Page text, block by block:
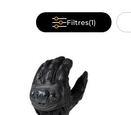
AIRBAG MOTO
ACCESSOIRES MOTO
BAGAGERIE MOTO
Filtres(1)